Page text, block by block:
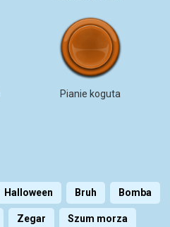
Pianie koguta
Halloween Bruh Bomba
Zegar Szum morza